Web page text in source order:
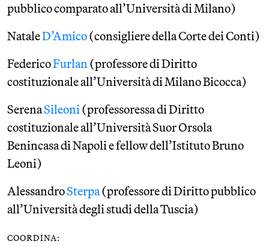
pubblico comparato all’Università di Milano)
NataleD’Amico(consigliere della Corte dei Conti)
FedericoFurlan(professore di Diritto
costituzionale all’Università di Milano Bicocca)
SerenaSileoni(professoressa di Diritto
costituzionale all’Università Suor Orsola
Benincasa di Napoli e fellow dell’Istituto Bruno
Leoni)
AlessandroSterpa(professore di Diritto pubblico
all’Università degli studi della Tuscia)
COORDINA: